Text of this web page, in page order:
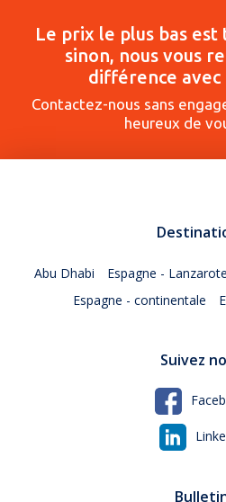
Le prix le plus bas
sinon, nous vous
différence avec
Contactez-nous sans
heureux de
Abu Dhabi Espagne - Lanzarote
Espagne - continentale
Suivez